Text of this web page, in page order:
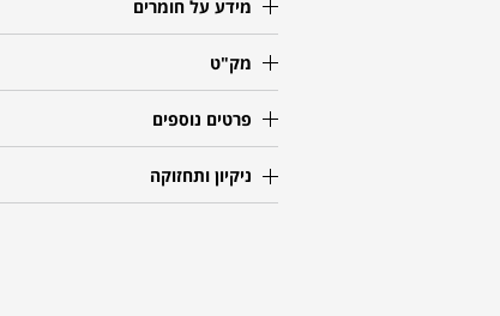
מידע על חומרים
מק"ט
פרטים נוספים
ניקיון ותחזוקה